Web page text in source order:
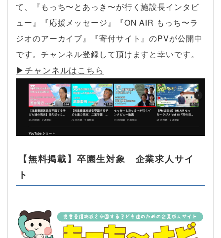
て、『もっち〜とあっき〜が行く施設長インタビ
ュー』『応援メッセージ』『ON AIR もっち〜ラ
ジオのアーカイブ』『寄付サイト』のPVが公開中
です。チャンネル登録して頂けますと幸いです。
▶︎チャンネルはこちら
【無料掲載】卒園生対象 企業求人サイ
ト